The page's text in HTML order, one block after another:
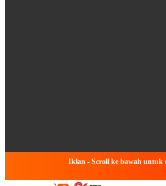
Iklan - Scroll ke bawah untuk